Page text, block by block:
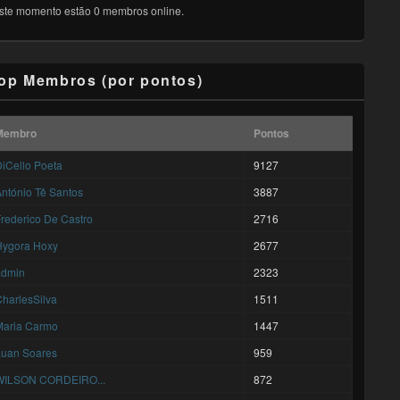
momento estão 0 membros online.
Membros (por pontos)
Pontos
Poeta
9127
Tê Santos
3887
De Castro
2716
Hoxy
2677
2323
1511
Carmo
1447
Soares
959
CORDEIRO...
872